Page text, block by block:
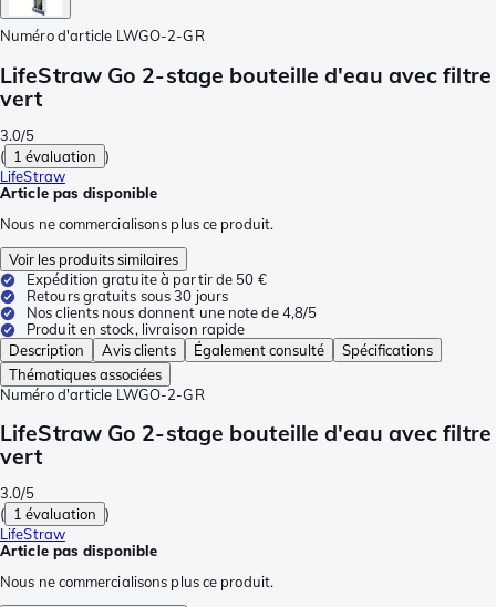
Numéro d'article LWGO-2-GR
LifeStraw Go 2-stage bouteille d'eau avec filtre
vert
3.0/5
( 1 évaluation )
LifeStraw
Article pas disponible
Nous ne commercialisons plus ce produit.
Voir les produits similaires
Expédition gratuite à partir de 50 €
Retours gratuits sous 30 jours
Nos clients nous donnent une note de 4,8/5
Produit en stock, livraison rapide
Description
Avis clients Également consulté
Spécifications
Thématiques associées
Numéro d'article LWGO-2-GR
LifeStraw Go 2-stage bouteille d'eau avec filtre
vert
3.0/5
( 1 évaluation )
LifeStraw
Article pas disponible
Nous ne commercialisons plus ce produit.